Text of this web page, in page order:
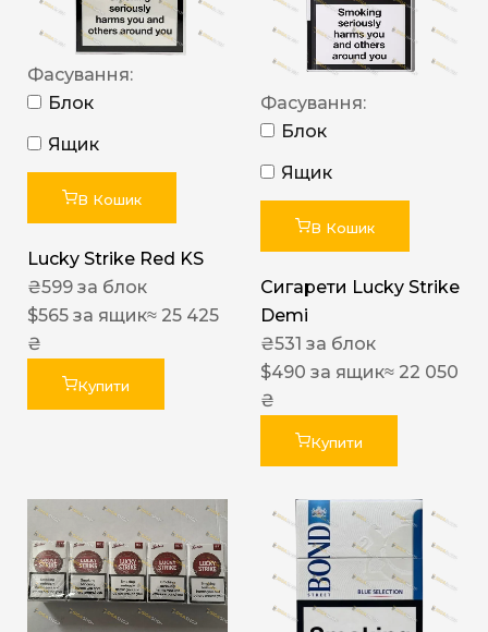
Фасування:
Блок
Ящик
В Кошик
Lucky Strike Red KS
₴599 за блок
$565 за ящик≈ 25 425
₴
Купити
Фасування:
Блок
Ящик
В Кошик
Сигарети Lucky Strike
Demi
₴531 за блок
$490 за ящик≈ 22 050
₴
Купити